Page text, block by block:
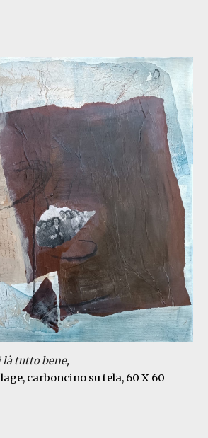
là tutto bene,
carboncino su tela, 60 X 60